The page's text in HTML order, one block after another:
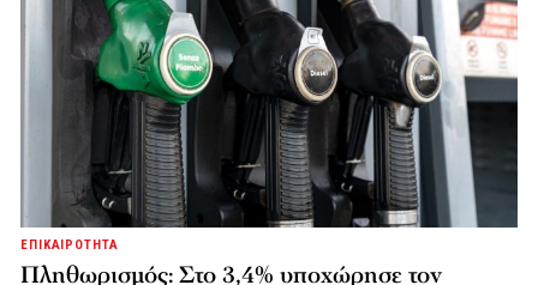
ΕΠΙΚΑΙΡΟΤΗΤΑ
Πληθωρισμός: Στο 3,4% υποχώρησε τον